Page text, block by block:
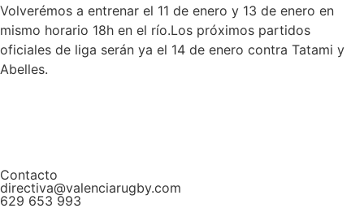
Volverémos a entrenar el 11 de enero y 13 de enero en
mismo horario 18h en el río.Los próximos partidos
oficiales de liga serán ya el 14 de enero contra Tatami y
Abelles.
Contacto
directiva@valenciarugby.com
629 653 993